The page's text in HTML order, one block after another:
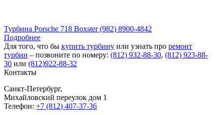
Турбина Porsche 718 Boxster (982) 8900-4842
Подробнее
Для того, что бы купить турбину или узнать про ремонт
турбин – позвоните по номеру: (812) 932-88-30, (812) 923-88-
30 или (812)922-88-32
Контакты
Санкт-Петербург,
Михайловский переулок дом 1
Телефон: +7 (812) 407-37-36